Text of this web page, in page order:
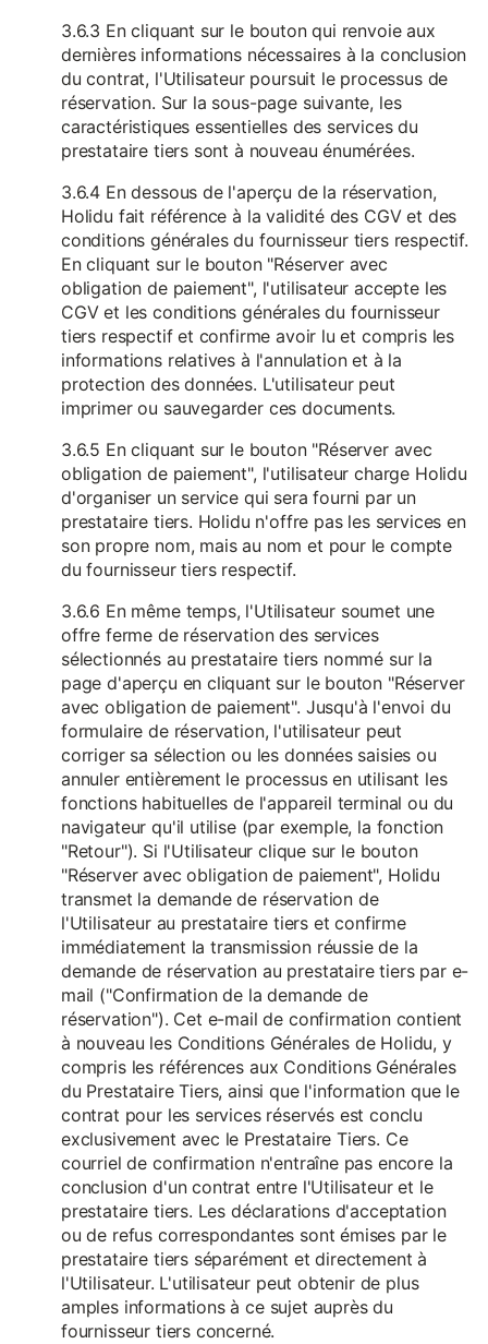
3.6.3 En cliquant sur le bouton qui renvoie aux
dernières informations nécessaires à la conclusion
du contrat, l'Utilisateur poursuit le processus de
réservation. Sur la sous-page suivante, les
caractéristiques essentielles des services du
prestataire tiers sont à nouveau énumérées.
3.6.4 En dessous de l'aperçu de la réservation,
Holidu fait référence à la validité des CGV et des
conditions générales du fournisseur tiers respectif.
En cliquant sur le bouton "Réserver avec
obligation de paiement", l'utilisateur accepte les
CGV et les conditions générales du fournisseur
tiers respectif et confirme avoir lu et compris les
informations relatives à l'annulation et à la
protection des données. L'utilisateur peut
imprimer ou sauvegarder ces documents.
3.6.5 En cliquant sur le bouton "Réserver avec
obligation de paiement", l'utilisateur charge Holidu
d'organiser un service qui sera fourni par un
prestataire tiers. Holidu n'offre pas les services en
son propre nom, mais au nom et pour le compte
du fournisseur tiers respectif.
3.6.6 En même temps, l'Utilisateur soumet une
offre ferme de réservation des services
sélectionnés au prestataire tiers nommé sur la
page d'aperçu en cliquant sur le bouton "Réserver
avec obligation de paiement". Jusqu'à l'envoi du
formulaire de réservation, l'utilisateur peut
corriger sa sélection ou les données saisies ou
annuler entièrement le processus en utilisant les
fonctions habituelles de l'appareil terminal ou du
navigateur qu'il utilise (par exemple, la fonction
"Retour"). Si l'Utilisateur clique sur le bouton
"Réserver avec obligation de paiement", Holidu
transmet la demande de réservation de
l'Utilisateur au prestataire tiers et confirme
immédiatement la transmission réussie de la
demande de réservation au prestataire tiers par e-
mail ("Confirmation de la demande de
réservation"). Cet e-mail de confirmation contient
à nouveau les Conditions Générales de Holidu, y
compris les références aux Conditions Générales
du Prestataire Tiers, ainsi que l'information que le
contrat pour les services réservés est conclu
exclusivement avec le Prestataire Tiers. Ce
courriel de confirmation n'entraîne pas encore la
conclusion d'un contrat entre l'Utilisateur et le
prestataire tiers. Les déclarations d'acceptation
ou de refus correspondantes sont émises par le
prestataire tiers séparément et directement à
l'Utilisateur. L'utilisateur peut obtenir de plus
amples informations à ce sujet auprès du
fournisseur tiers concerné.